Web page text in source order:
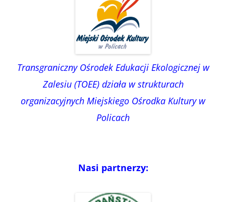
Transgraniczny Ośrodek Edukacji Ekologicznej w
Zalesiu (TOEE) działa w strukturach
organizacyjnych Miejskiego Ośrodka Kultury w
Policach
Nasi partnerzy: